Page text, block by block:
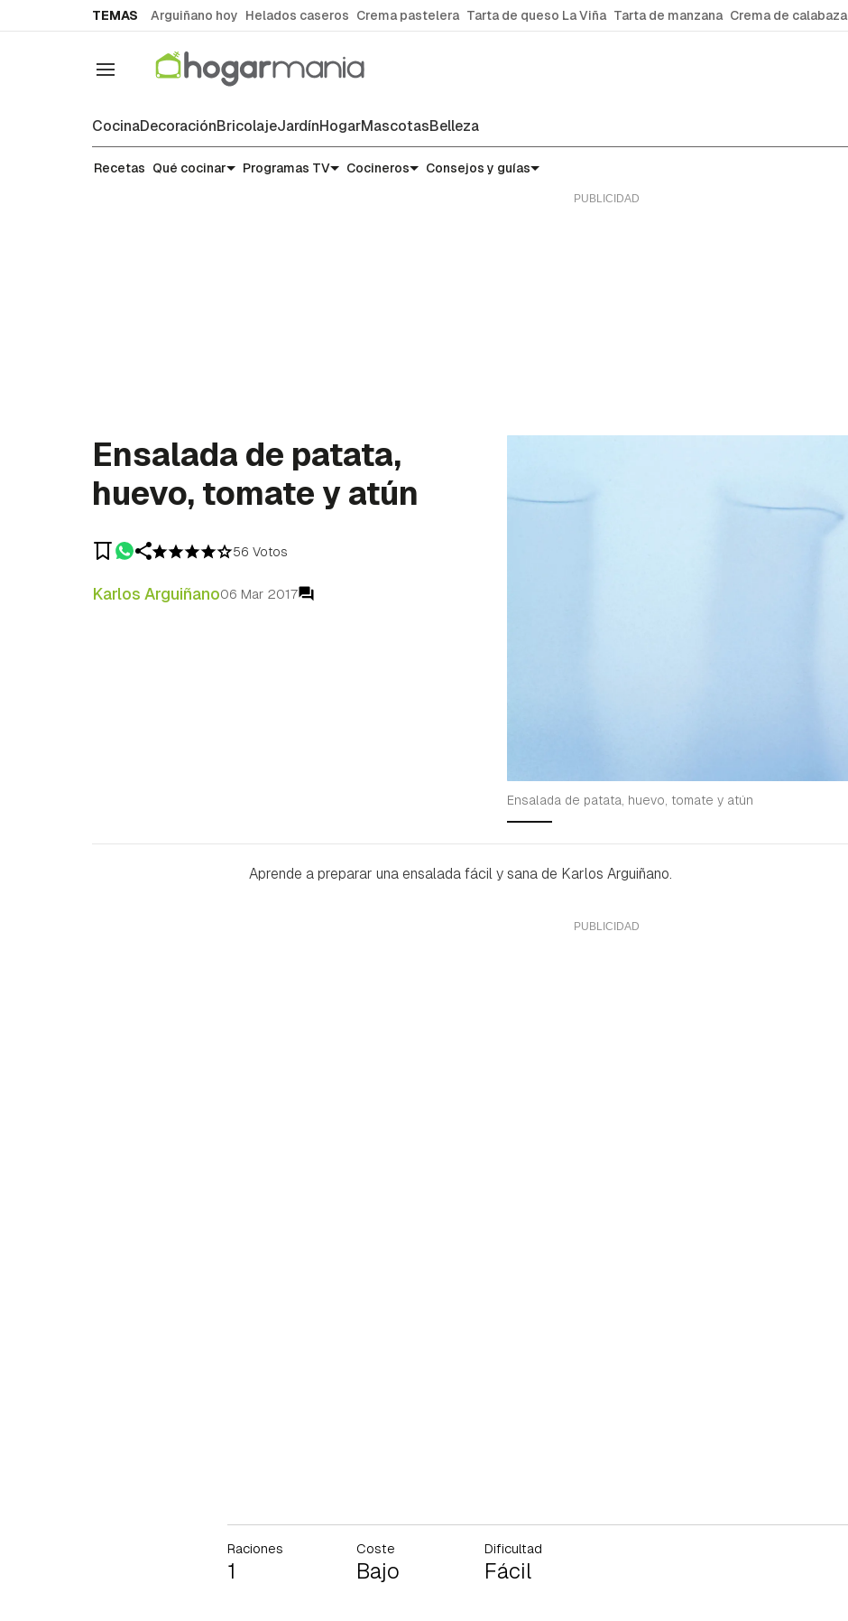
TEMAS Arguiñano hoy Helados caseros Crema pastelera Tarta de queso La Viña Tarta de manzana Crema de calabaza
Navegación
CocinaDecoraciónBricolajeJardínHogarMascotasBelleza
Recetas
Recetas Qué cocinar Programas TV Cocineros Consejos y guías
Ensalada de patata,
huevo, tomate y atún
56 Votos
Karlos Arguiñano06 Mar 2017
Ensalada de patata, huevo, tomate y atún
Aprende a preparar una ensalada fácil y sana de Karlos Arguiñano.
Raciones
1
Coste
Bajo
Dificultad
Fácil